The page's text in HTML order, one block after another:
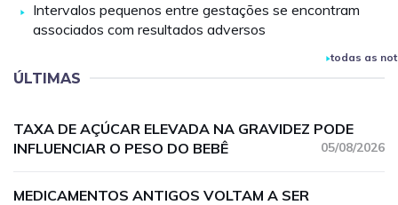
Intervalos pequenos entre gestações se encontram
associados com resultados adversos
todas as
ÚLTIMAS
TAXA DE AÇÚCAR ELEVADA NA GRAVIDEZ PODE
INFLUENCIAR O PESO DO BEBÊ
05/08/2026
MEDICAMENTOS ANTIGOS VOLTAM A SER